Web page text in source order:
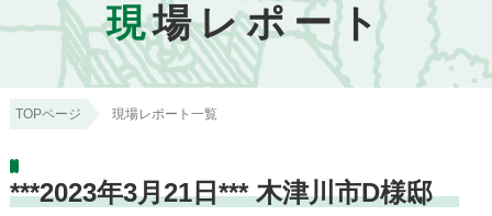
現場レポート
TOPページ 現場レポート一覧
***2023年3月21日*** 木津川市D様邸